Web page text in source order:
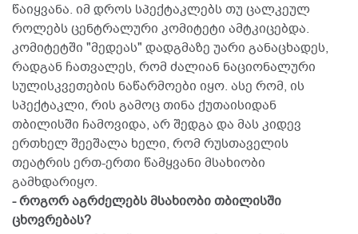
წაიყვანა. იმ დროს სპექტაკლებს თუ ცალკეულ
როლებს ცენტრალური კომიტეტი ამტკიცებდა.
კომიტეტში "მედეას" დადგმაზე უარი განაცხადეს,
რადგან ჩათვალეს, რომ ძალიან ნაციონალური
სულისკვეთების ნაწარმოები იყო. ასე რომ, ის
სპექტაკლი, რის გამოც თინა ქუთაისიდან
თბილისში ჩამოვიდა, არ შედგა და მას კიდევ
ერთხელ შეეშალა ხელი, რომ რუსთაველის
თეატრის ერთ-ერთი წამყვანი მსახიობი
გამხდარიყო.
- როგორ აგრძელებს მსახიობი თბილისში
ცხოვრებას?